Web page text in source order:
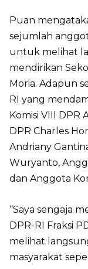
Puan
sejumlah
untuk melihat
mendirikan
Moria. Adapun
RI yang
Komisi VIII DPR
DPR Charles
Andriany
Wuryanto,
dan Anggota
“Saya sengaja
DPR-RI Fraksi
melihat
masyarakat